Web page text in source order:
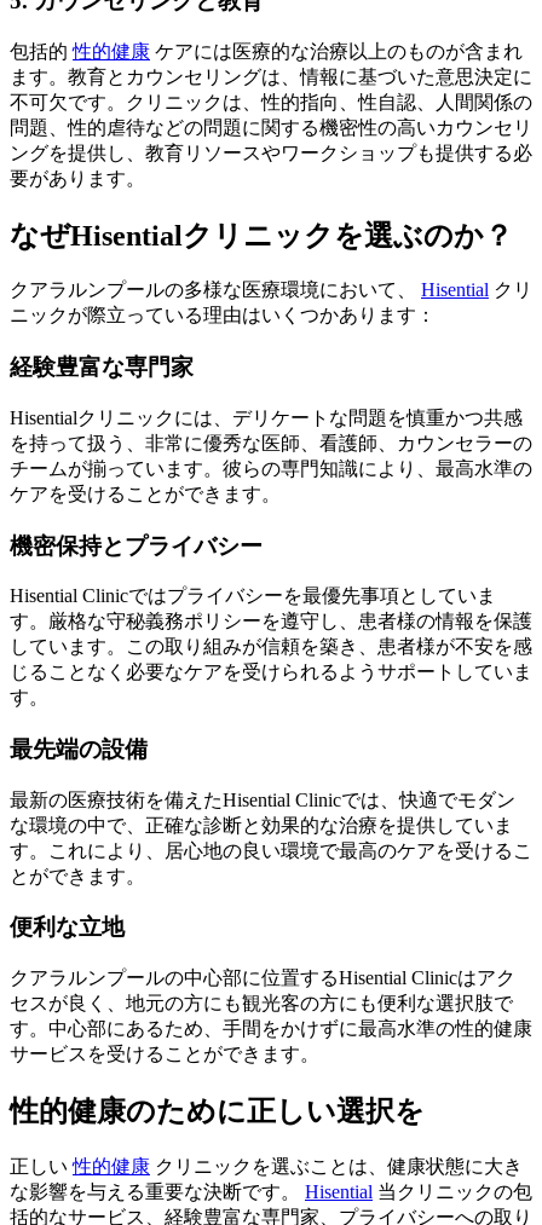
包括的性的健康 ケアには医療的な治療以上のものが含まれ
ます。教育とカウンセリングは、情報に基づいた意思決定に
不可欠です。クリニックは、性的指向、性自認、人間関係の
問題、性的虐待などの問題に関する機密性の高いカウンセリ
ングを提供し、教育リソースやワークショップも提供する必
要があります。
なぜHisentialクリニックを選ぶのか？
クアラルンプールの多様な医療環境において、 Hisential クリ
ニックが際立っている理由はいくつかあります：
経験豊富な専門家
Hisentialクリニックには、デリケートな問題を慎重かつ共感
を持って扱う、非常に優秀な医師、看護師、カウンセラーの
チームが揃っています。彼らの専門知識により、最高水準の
ケアを受けることができます。
機密保持とプライバシー
Hisential Clinicではプライバシーを最優先事項としていま
す。厳格な守秘義務ポリシーを遵守し、患者様の情報を保護
しています。この取り組みが信頼を築き、患者様が不安を感
じることなく必要なケアを受けられるようサポートしていま
す。
最先端の設備
最新の医療技術を備えたHisential Clinicでは、快適でモダン
な環境の中で、正確な診断と効果的な治療を提供していま
す。これにより、居心地の良い環境で最高のケアを受けるこ
とができます。
便利な立地
クアラルンプールの中心部に位置するHisential Clinicはアク
セスが良く、地元の方にも観光客の方にも便利な選択肢で
す。中心部にあるため、手間をかけずに最高水準の性的健康
サービスを受けることができます。
性的健康のために正しい選択を
正しい性的健康 クリニックを選ぶことは、健康状態に大き
な影響を与える重要な決断です。 Hisential 当クリニックの包
括的なサービス、経験豊富な専門家、プライバシーへの取り